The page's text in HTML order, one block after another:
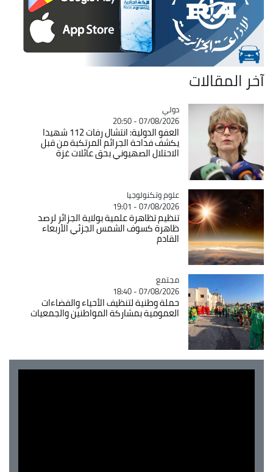
آخر المقالات
Catégorie
دولي
07/08/2026 - 20:50
العفو الدولية: انتشال رفات 112 شهيدا
يكشف فداحة الجرائم المرتكبة من قبل
الاحتلال الصهيوني بحق عائلات غزة
Catégorie
علوم وتكنولوجيا
07/08/2026 - 19:01
تنظيم تظاهرة علمية بولاية الجزائر لرصد
ظاهرة كسوف الشمس الجزئي الأربعاء
القادم
Catégorie
مجتمع
07/08/2026 - 18:40
حملة وطنية لتنظيف الأحياء والفضاءات
العمومية بمشاركة المواطنين والجمعيات